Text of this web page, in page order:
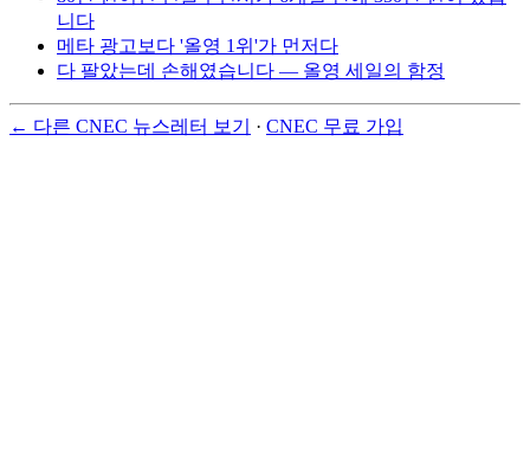
니다
메타 광고보다 '올영 1위'가 먼저다
다 팔았는데 손해였습니다 — 올영 세일의 함정
← 다른 CNEC 뉴스레터 보기 · CNEC 무료 가입